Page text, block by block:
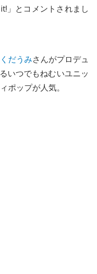
」とコメントされまし
だうみさんがプロデュ
いつでもねむいユニッ
ポップが人気。